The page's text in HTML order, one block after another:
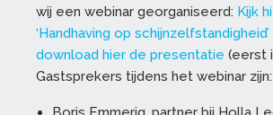
wij een webinar georganiseerd: Kijk
‘Handhaving op
download hier de presentatie (eerst
Gastsprekers tijdens het webinar zijn: